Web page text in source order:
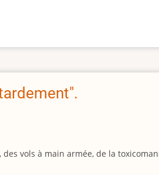
vols à main armée, de la